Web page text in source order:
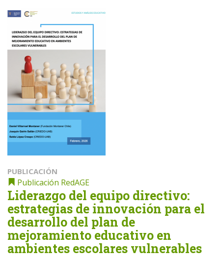
PUBLICACIÓN
Publicación RedAGE
Liderazgo del equipo directivo:
estrategias de innovación para el
desarrollo del plan de
mejoramiento educativo en
ambientes escolares vulnerables